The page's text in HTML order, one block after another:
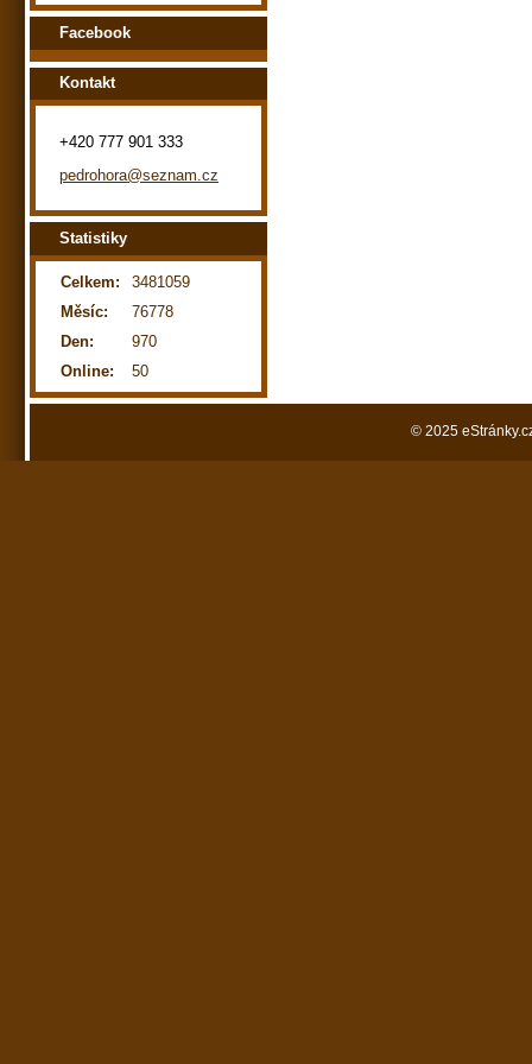
Facebook
Kontakt
+420 777 901 333
pedrohora@seznam.cz
Statistiky
Online: 50
Celkem:
3481059
Měsíc:
76778
Den:
970
© 2025